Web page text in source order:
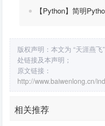
【Python】简明
版权声明：本文为 “天涯燕
处链接及本声明；
原文链接：
http://www.baiwenlong.cn/
相关推荐